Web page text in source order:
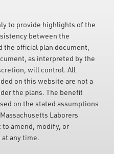
to provide highlights of the
between the
the official plan document,
as interpreted by the
will control. All
on this website are not a
the plans. The benefit
on the stated assumptions
Laborers
amend, modify, or
any time.